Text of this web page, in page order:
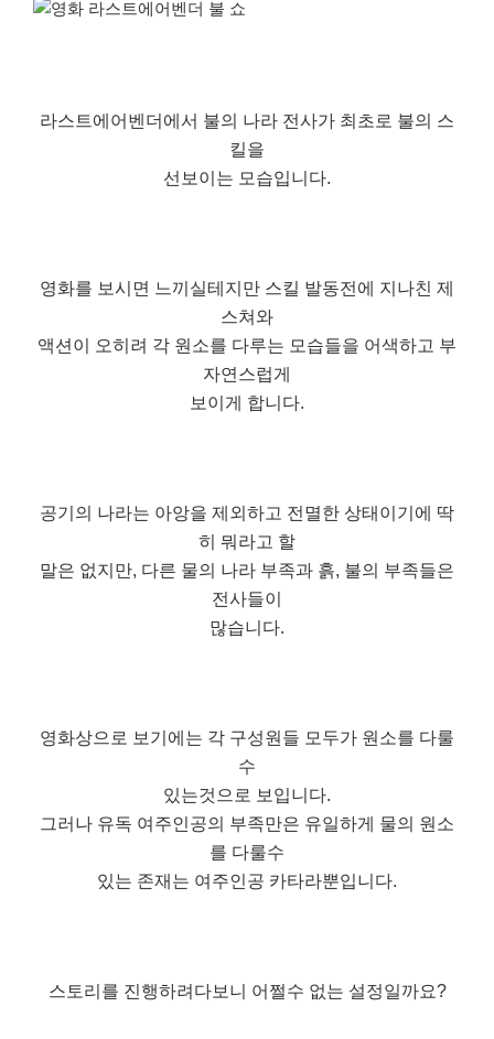
라스트에어벤더에서 불의 나라 전사가 최초로 불의 스
킬을
선보이는 모습입니다.
영화를 보시면 느끼실테지만 스킬 발동전에 지나친 제
스쳐와
액션이 오히려 각 원소를 다루는 모습들을 어색하고 부
자연스럽게
보이게 합니다.
공기의 나라는 아앙을 제외하고 전멸한 상태이기에 딱
히 뭐라고 할
말은 없지만, 다른 물의 나라 부족과 흙, 불의 부족들은
전사들이
많습니다.
영화상으로 보기에는 각 구성원들 모두가 원소를 다룰
수
있는것으로 보입니다.
그러나 유독 여주인공의 부족만은 유일하게 물의 원소
를 다룰수
있는 존재는 여주인공 카타라뿐입니다.
스토리를 진행하려다보니 어쩔수 없는 설정일까요?